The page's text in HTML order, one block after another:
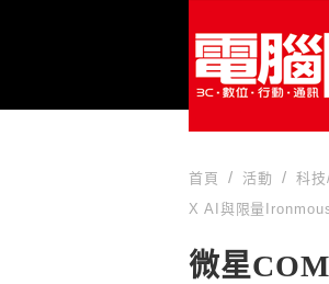
首頁 活動 科
X AI與限量
微星